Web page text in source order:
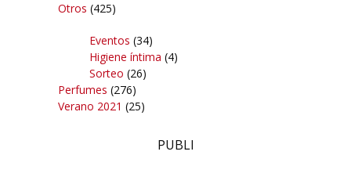
Otros (425)
Eventos (34)
Higiene íntima (4)
Sorteo (26)
Perfumes (276)
Verano 2021 (25)
PUBLI